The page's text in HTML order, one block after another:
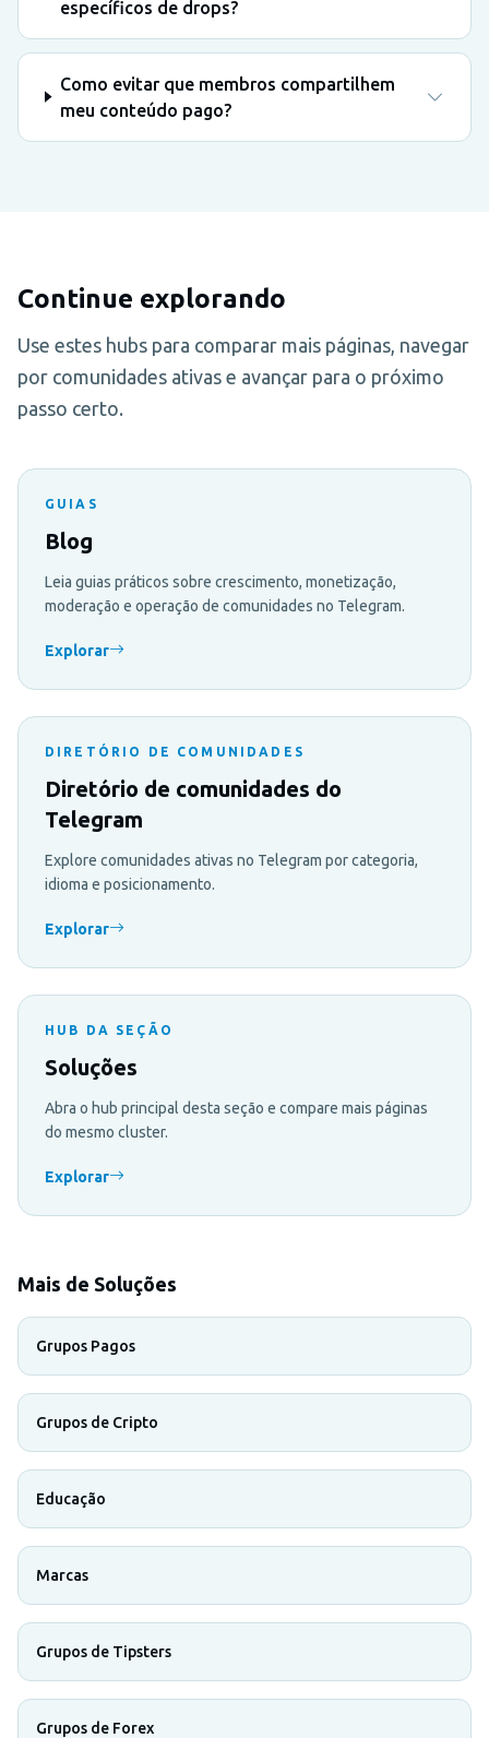
específicos de drops?
Como evitar que membros compartilhem
meu conteúdo pago?
Continue explorando
Use estes hubs para comparar mais páginas, navegar
por comunidades ativas e avançar para o próximo
passo certo.
GUIAS
Blog
Leia guias práticos sobre crescimento, monetização,
moderação e operação de comunidades no Telegram.
Explorar
DIRETÓRIO DE COMUNIDADES
Diretório de comunidades do
Telegram
Explore comunidades ativas no Telegram por categoria,
idioma e posicionamento.
Explorar
HUB DA SEÇÃO
Soluções
Abra o hub principal desta seção e compare mais páginas
do mesmo cluster.
Explorar
Mais de Soluções
Grupos Pagos
Grupos de Cripto
Educação
Marcas
Grupos de Tipsters
Grupos de Forex